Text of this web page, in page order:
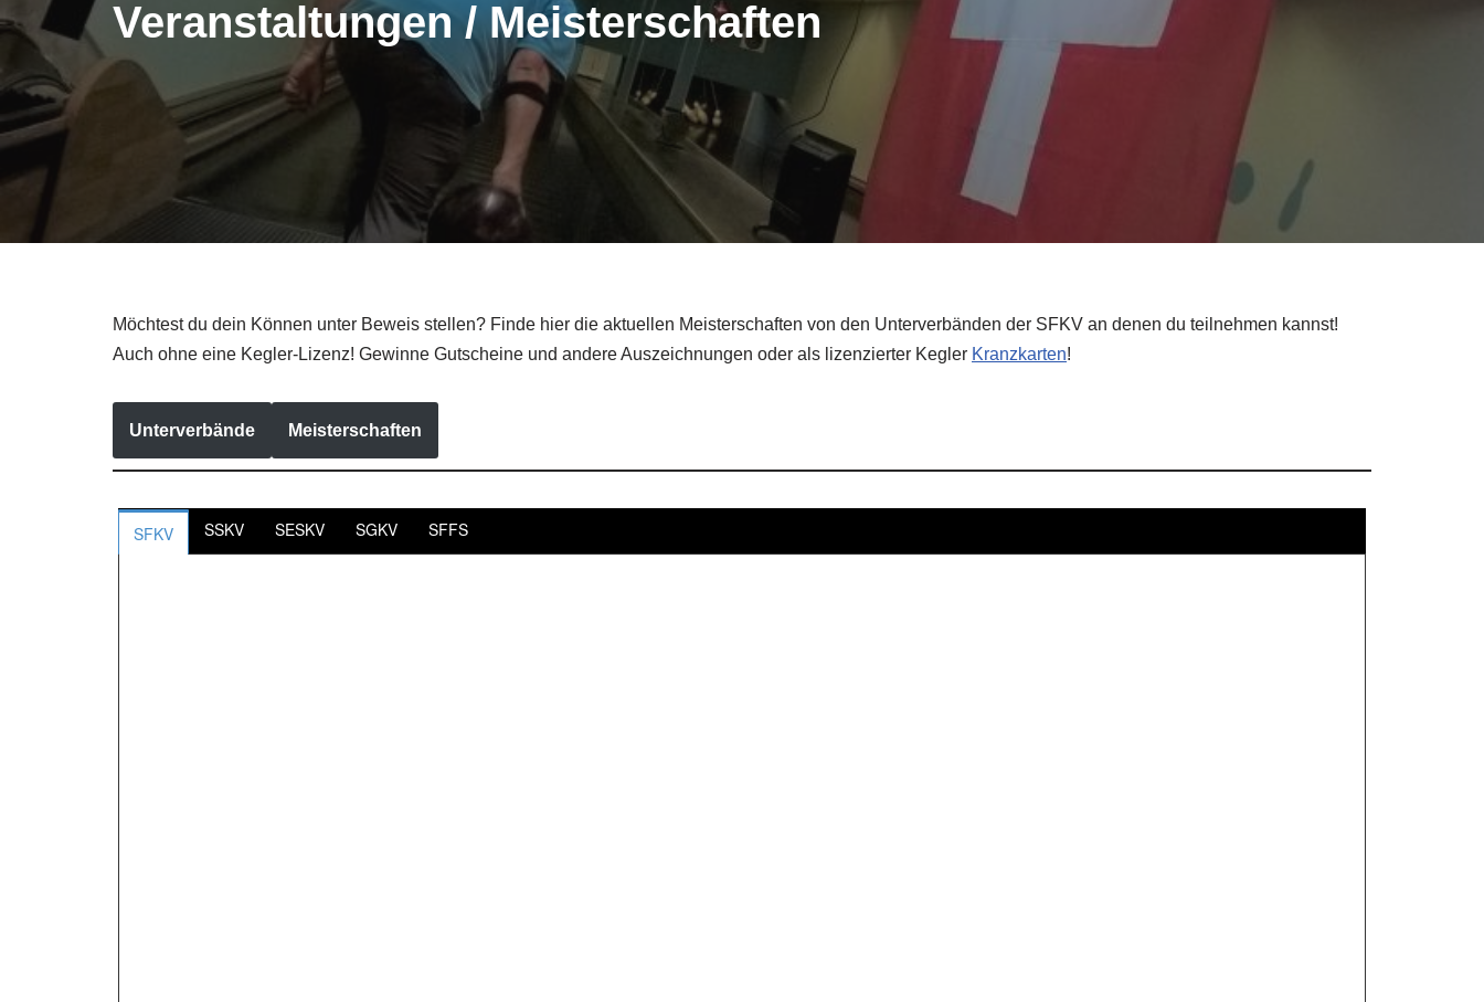
Veranstaltungen / Meisterschaften
Möchtest du dein Können unter Beweis stellen? Finde hier die aktuellen Meisterschaften von den Unterverbänden der SFKV an denen du teilnehmen kannst!
Auch ohne eine Kegler-Lizenz! Gewinne Gutscheine und andere Auszeichnungen oder als lizenzierter Kegler Kranzkarten!
Unterverbände Meisterschaften
SFKV SSKV SESKV SGKV SFFS